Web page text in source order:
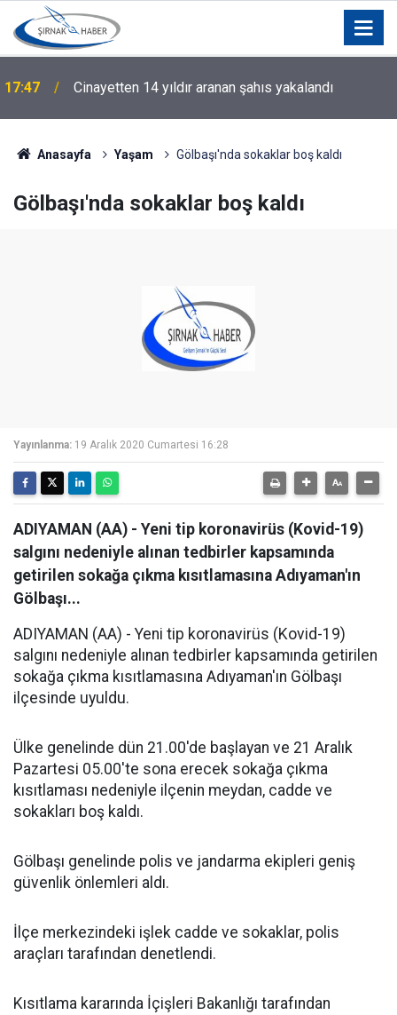
17:47 Cinayetten 14 yıldır aranan şahıs yakalandı
Anasayfa Yaşam Gölbaşı'nda sokaklar boş kaldı
Gölbaşı'nda sokaklar boş kaldı
Yayınlanma: 19 Aralık 2020 Cumartesi 16:28
ADIYAMAN (AA) - Yeni tip koronavirüs (Kovid-19)
salgını nedeniyle alınan tedbirler kapsamında
getirilen sokağa çıkma kısıtlamasına Adıyaman'ın
Gölbaşı...
ADIYAMAN (AA) - Yeni tip koronavirüs (Kovid-19)
salgını nedeniyle alınan tedbirler kapsamında getirilen
sokağa çıkma kısıtlamasına Adıyaman'ın Gölbaşı
ilçesinde uyuldu.
Ülke genelinde dün 21.00'de başlayan ve 21 Aralık
Pazartesi 05.00'te sona erecek sokağa çıkma
kısıtlaması nedeniyle ilçenin meydan, cadde ve
sokakları boş kaldı.
Gölbaşı genelinde polis ve jandarma ekipleri geniş
güvenlik önlemleri aldı.
İlçe merkezindeki işlek cadde ve sokaklar, polis
araçları tarafından denetlendi.
Kısıtlama kararında İçişleri Bakanlığı tarafından